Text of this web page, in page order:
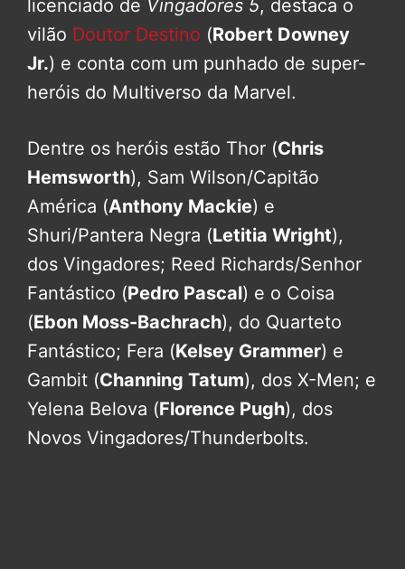
licenciado de Vingadores 5, destaca o
vilão Doutor Destino (Robert Downey
Jr.) e conta com um punhado de super-
heróis do Multiverso da Marvel.
Dentre os heróis estão Thor (Chris
Hemsworth), Sam Wilson/Capitão
América (Anthony Mackie) e
Shuri/Pantera Negra (Letitia Wright),
dos Vingadores; Reed Richards/Senhor
Fantástico (Pedro Pascal) e o Coisa
(Ebon Moss-Bachrach), do Quarteto
Fantástico; Fera (Kelsey Grammer) e
Gambit (Channing Tatum), dos X-Men; e
Yelena Belova (Florence Pugh), dos
Novos Vingadores/Thunderbolts.